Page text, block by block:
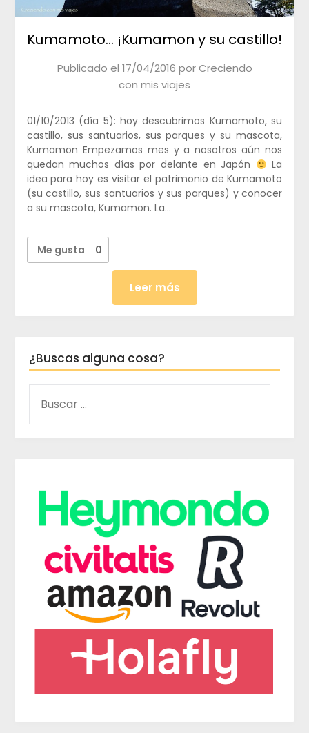
Kumamoto… ¡Kumamon y su castillo!
Publicado el 17/04/2016 porCreciendo
con mis viajes
01/10/2013 (día 5): hoy descubrimos Kumamoto, su
castillo, sus santuarios, sus parques y su mascota,
Kumamon Empezamos mes y a nosotros aún nos
quedan muchos días por delante en Japón
La
idea para hoy es visitar el patrimonio de Kumamoto
(su castillo, sus santuarios y sus parques) y conocer
a su mascota, Kumamon. La…
Me gusta 0
Leer más
¿Buscas alguna cosa?